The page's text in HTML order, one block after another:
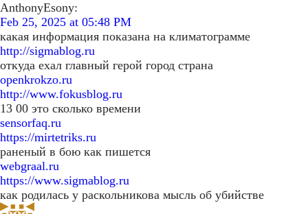
AnthonyEsony:
Feb 25, 2025 at 05:48 PM
какая информация показана на климатограмме
http://sigmablog.ru
откуда ехал главный герой город страна
openkrokzo.ru
http://www.fokusblog.ru
13 00 это сколько времени
sensorfaq.ru
https://mirtetriks.ru
раненый в бою как пишется
webgraal.ru
https://www.sigmablog.ru
как родилась у раскольникова мысль об убийстве